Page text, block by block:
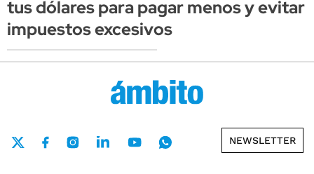
tus dólares para pagar menos y evitar
impuestos excesivos
NEWSLETTER